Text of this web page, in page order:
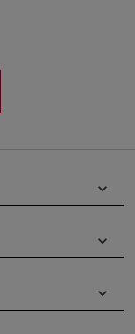
keyboard_arrow_down
keyboard_arrow_down
keyboard_arrow_down